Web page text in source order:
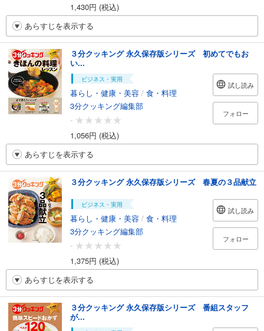
1,430円 (税込)
あらすじを表示する
３分クッキング 永久保存版シリーズ 初めてでもお
い...
ビジネス・実用
暮らし・健康・美容 / 食・料理
3分クッキング編集部
-
1,056円 (税込)
試し読み
フォロー
あらすじを表示する
３分クッキング 永久保存版シリーズ 春夏の３品献立
ビジネス・実用
暮らし・健康・美容 / 食・料理
3分クッキング編集部
-
1,375円 (税込)
試し読み
フォロー
あらすじを表示する
３分クッキング 永久保存版シリーズ 番組スタッフ
が...